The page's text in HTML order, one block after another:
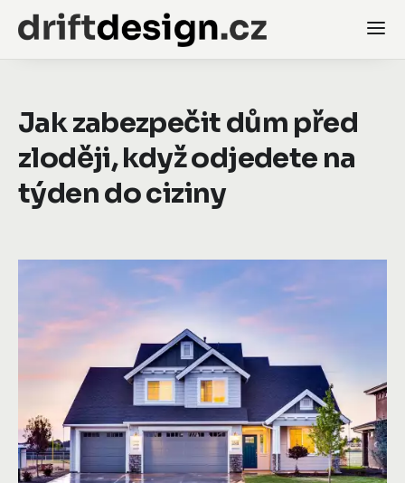
Jak zabezpečit dům před
zloději, když odjedete na
týden do ciziny